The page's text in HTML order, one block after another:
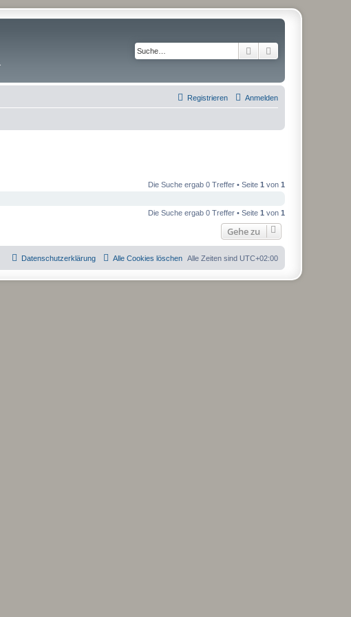
Suche
Anmelden
Registrieren
Die Suche ergab 0 Treffer • Seite 1 von 1
Die Suche ergab 0 Treffer • Seite 1 von 1
Gehe zu
Alle Zeiten sind UTC+02:00
Alle Cookies löschen
Datenschutzerklärung